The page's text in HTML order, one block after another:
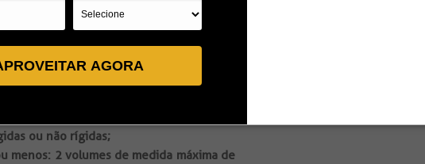
AGORA
além dos artigos pessoais
o limite de bagagem é 1 volume de
em malas rígidas ou não rígidas,
assento extra.
de bagagem é:
1 volume de medida máxima de
ou não rígidas;
menos: 2 volumes de medida máxima de